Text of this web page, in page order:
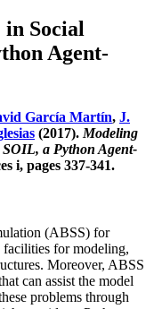
in Social
Agent-
García Martín, J.
(2017). Modeling
a Python Agent-
i, pages 337-341.
(ABSS) for
for modeling,
Moreover, ABSS
can assist the model
problems through